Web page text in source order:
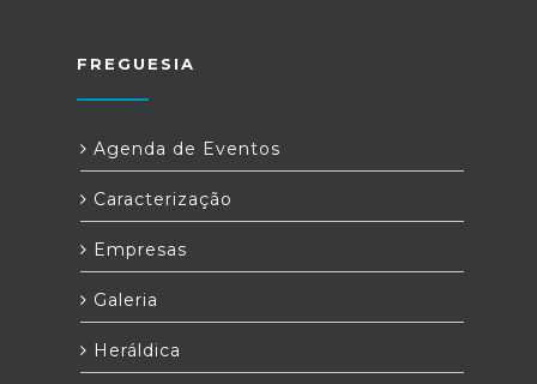
FREGUESIA
Agenda de Eventos
Caracterização
Empresas
Galeria
Heráldica